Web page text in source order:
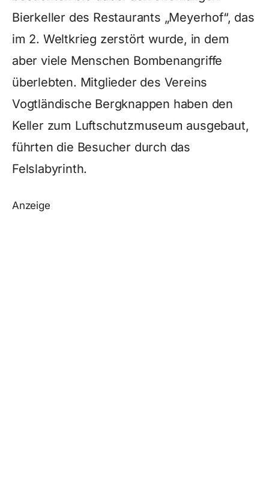
Bierkeller des Restaurants „Meyerhof“, das
im 2. Weltkrieg zerstört wurde, in dem
aber viele Menschen Bombenangriffe
überlebten. Mitglieder des Vereins
Vogtländische Bergknappen haben den
Keller zum Luftschutzmuseum ausgebaut,
führten die Besucher durch das
Felslabyrinth.
Anzeige